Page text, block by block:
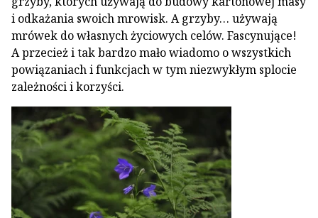
i odkażania swoich mrowisk. A grzyby… używają
mrówek do własnych życiowych celów. Fascynujące!
A przecież i tak bardzo mało wiadomo o wszystkich
powiązaniach i funkcjach w tym niezwykłym splocie
zależności i korzyści.